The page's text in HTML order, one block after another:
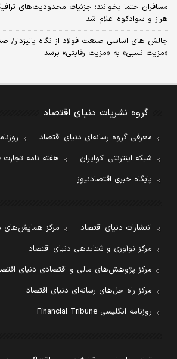
مسافران حتما بخوانند؛ جزئیات محدودیت‌های
هراز و سوادکوه اعلام شد
چالش‌ های اساسی صنعت فولاد از نگاه پالیزدار/
«مزیت نسبی» به «مزیت رقابتی» برسد
گروه نشریات دنیای اقتصاد
معرفی گروه رسانه‌ای دنیای اقتصاد
شبکه اینترنتی اکوایران
هفته نامه تجارت
پایگاه خبری اقتصادنیوز
انتشارات دنیای اقتصاد
مرکز همایش‌های
مرکز نوآوری و شتابدهی دنیای اقتصاد
مرکز پژوهش‌های مالی و اقتصادی دنیای
مرکز راه حل‌های رسانه‌ای دنیای اقتصاد
روزنامه انگلیسی Financial Tribune